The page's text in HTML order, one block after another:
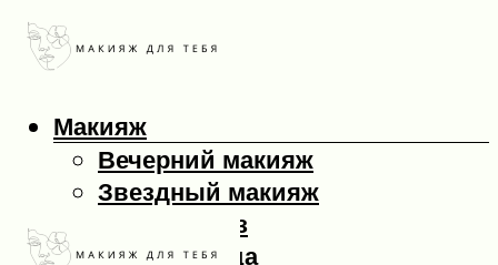
Макияж
Вечерний макияж
Звездный макияж
Макияж глаз
Макияж лица